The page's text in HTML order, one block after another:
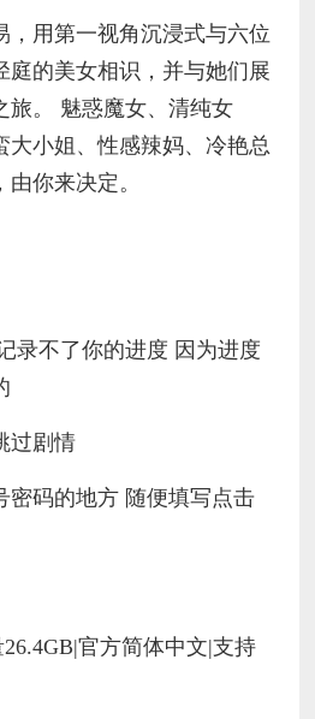
，用第一视角沉浸式与六位
庭的美女相识，并与她们展
旅。 魅惑魔女、清纯女
大小姐、性感辣妈、冷艳总
你来决定。
录不了你的进度 因为进度
过剧情
密码的地方 随便填写点击
官方简体中文|支持